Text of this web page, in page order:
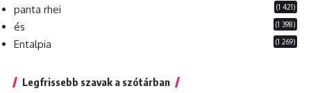
panta rhei (1 421)
és (1 398)
Entalpia (1 269)
Legfrissebb szavak a szótárban